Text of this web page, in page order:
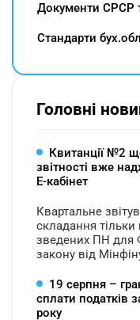
Документи СРСР
Cтандарти
Головні
Квитанції №2
звітності вже
Е-кабінет
Квартальне
складання
зведених ПН для
закону від
19 серпня –
сплати податків
року